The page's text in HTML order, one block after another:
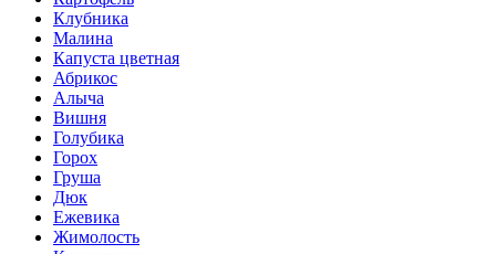
Клубника
Малина
Капуста цветная
Абрикос
Алыча
Вишня
Голубика
Горох
Груша
Дюк
Ежевика
Жимолость